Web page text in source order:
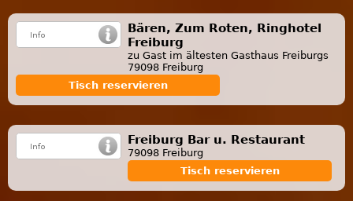
Bären, Zum Roten, Ringhotel
Freiburg
zu Gast im ältesten Gasthaus Freiburgs
79098 Freiburg
Tisch reservieren
Freiburg Bar u. Restaurant
79098 Freiburg
Tisch reservieren